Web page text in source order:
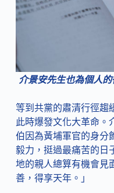
介景安先生也為個人
等到共黨的肅清行徑趨
此時爆發文化大革命。
伯因為黃埔軍官的身分
毅力，挺過最痛苦的日
地的親人總算有機會見
善，得享天年。」